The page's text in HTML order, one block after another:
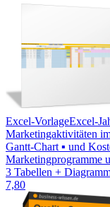
Excel-VorlageExcel-
Marketingaktivitäten
Gantt-Chart ▪ und
Marketingprogramme
3 Tabellen +
7,80